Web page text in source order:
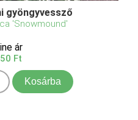
gyöngyvessző
'Snowmound'
ár
Ft
Kosárba